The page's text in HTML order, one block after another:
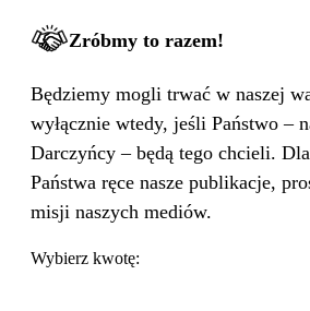
Zróbmy to razem!
Będziemy mogli trwać w naszej
wyłącznie wtedy, jeśli Państwo –
Darczyńcy – będą tego chcieli.
Państwa ręce nasze publikacje,
misji naszych mediów.
Wybierz kwotę: